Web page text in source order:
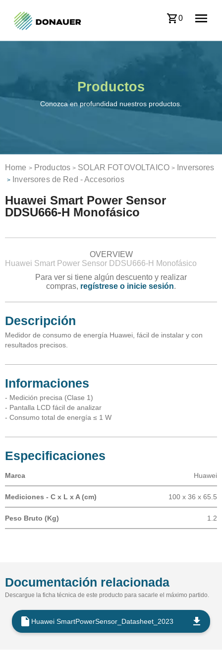
0
Productos
Conozca en profundidad nuestros productos.
Home > Productos > SOLAR FOTOVOLTAICO > Inversores
> Inversores de Red - Accesorios
Huawei Smart Power Sensor
DDSU666-H Monofásico
OVERVIEW
Huawei Smart Power Sensor DDSU666-H Monofásico
Para ver si tiene algún descuento y realizar
compras, regístrese o inicie sesión.
Descripción
Medidor de consumo de energía Huawei, fácil de instalar y con
resultados precisos.
Informaciones
- Medición precisa (Clase 1)
- Pantalla LCD fácil de analizar
- Consumo total de energía ≤ 1 W
Especificaciones
Marca Huawei
Mediciones - C x L x A (cm) 100 x 36 x 65.5
Peso Bruto (Kg) 1.2
Documentación relacionada
Descargue la ficha técnica de este producto para sacarle el máximo partido.
Huawei SmartPowerSensor_Datasheet_2023